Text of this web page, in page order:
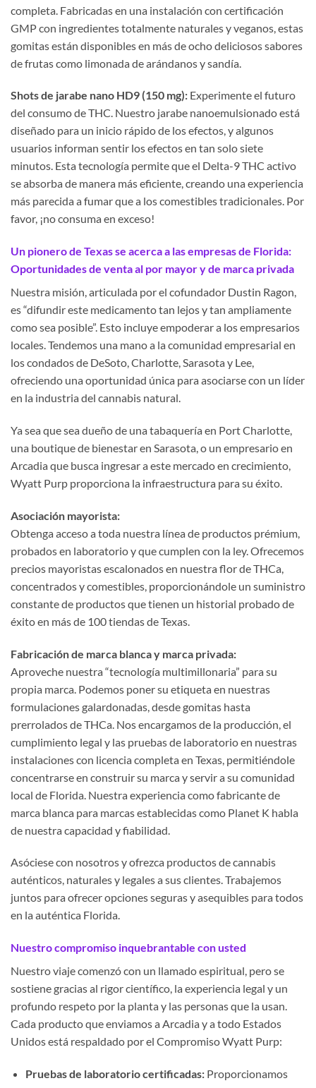
completa. Fabricadas en una instalación con certificación
GMP con ingredientes totalmente naturales y veganos, estas
gomitas están disponibles en más de ocho deliciosos sabores
de frutas como limonada de arándanos y sandía.
Shots de jarabe nano HD9 (150 mg): Experimente el futuro
del consumo de THC. Nuestro jarabe nanoemulsionado está
diseñado para un inicio rápido de los efectos, y algunos
usuarios informan sentir los efectos en tan solo siete
minutos. Esta tecnología permite que el Delta-9 THC activo
se absorba de manera más eficiente, creando una experiencia
más parecida a fumar que a los comestibles tradicionales. Por
favor, ¡no consuma en exceso!
Un pionero de Texas se acerca a las empresas de Florida:
Oportunidades de venta al por mayor y de marca privada
Nuestra misión, articulada por el cofundador Dustin Ragon,
es “difundir este medicamento tan lejos y tan ampliamente
como sea posible”. Esto incluye empoderar a los empresarios
locales. Tendemos una mano a la comunidad empresarial en
los condados de DeSoto, Charlotte, Sarasota y Lee,
ofreciendo una oportunidad única para asociarse con un líder
en la industria del cannabis natural.
Ya sea que sea dueño de una tabaquería en Port Charlotte,
una boutique de bienestar en Sarasota, o un empresario en
Arcadia que busca ingresar a este mercado en crecimiento,
Wyatt Purp proporciona la infraestructura para su éxito.
Asociación mayorista:
Obtenga acceso a toda nuestra línea de productos prémium,
probados en laboratorio y que cumplen con la ley. Ofrecemos
precios mayoristas escalonados en nuestra flor de THCa,
concentrados y comestibles, proporcionándole un suministro
constante de productos que tienen un historial probado de
éxito en más de 100 tiendas de Texas.
Fabricación de marca blanca y marca privada:
Aproveche nuestra “tecnología multimillonaria” para su
propia marca. Podemos poner su etiqueta en nuestras
formulaciones galardonadas, desde gomitas hasta
prerrolados de THCa. Nos encargamos de la producción, el
cumplimiento legal y las pruebas de laboratorio en nuestras
instalaciones con licencia completa en Texas, permitiéndole
concentrarse en construir su marca y servir a su comunidad
local de Florida. Nuestra experiencia como fabricante de
marca blanca para marcas establecidas como Planet K habla
de nuestra capacidad y fiabilidad.
Asóciese con nosotros y ofrezca productos de cannabis
auténticos, naturales y legales a sus clientes. Trabajemos
juntos para ofrecer opciones seguras y asequibles para todos
en la auténtica Florida.
Nuestro compromiso inquebrantable con usted
Nuestro viaje comenzó con un llamado espiritual, pero se
sostiene gracias al rigor científico, la experiencia legal y un
profundo respeto por la planta y las personas que la usan.
Cada producto que enviamos a Arcadia y a todo Estados
Unidos está respaldado por el Compromiso Wyatt Purp:
Pruebas de laboratorio certificadas:Proporcionamos